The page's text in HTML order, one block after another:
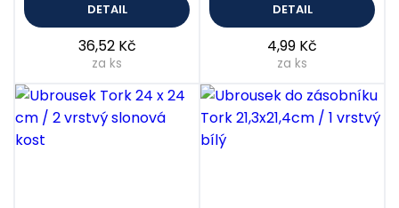
DETAIL
36,52 Kč
za ks
DETAIL
4,99 Kč
za ks